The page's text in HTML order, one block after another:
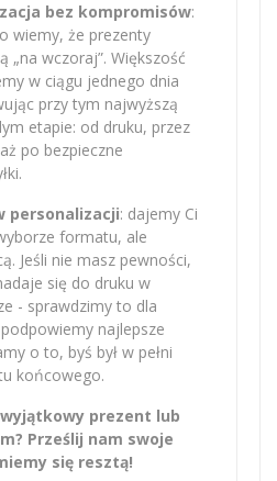
bez kompromisów:
wiemy, że prezenty
„na wczoraj”. Większość
w ciągu jednego dnia
przy tym najwyższą
etapie: od druku, przez
po bezpieczne
personalizacji: dajemy Ci
formatu, ale
Jeśli nie masz pewności,
się do druku w
- sprawdzimy to dla
najlepsze
o to, byś był w pełni
końcowego.
prezent lub
Prześlij nam swoje
się resztą!